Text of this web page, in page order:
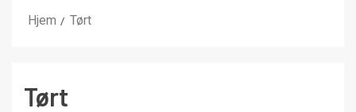
Hjem Tørt
Tørt